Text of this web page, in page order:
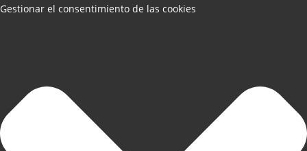
Gestionar el consentimiento de las cookies